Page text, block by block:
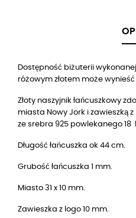
Dostępność biżuterii
różowym złotem może
Złoty naszyjnik łańcuszkowy
miasta Nowy Jork i zawieszką
ze srebra 925 powlekanego
Długość łańcuszka ok 44 cm.
Grubość łańcuszka 1 mm.
Miasto 31 x 10 mm.
Zawieszka z logo 10 mm.